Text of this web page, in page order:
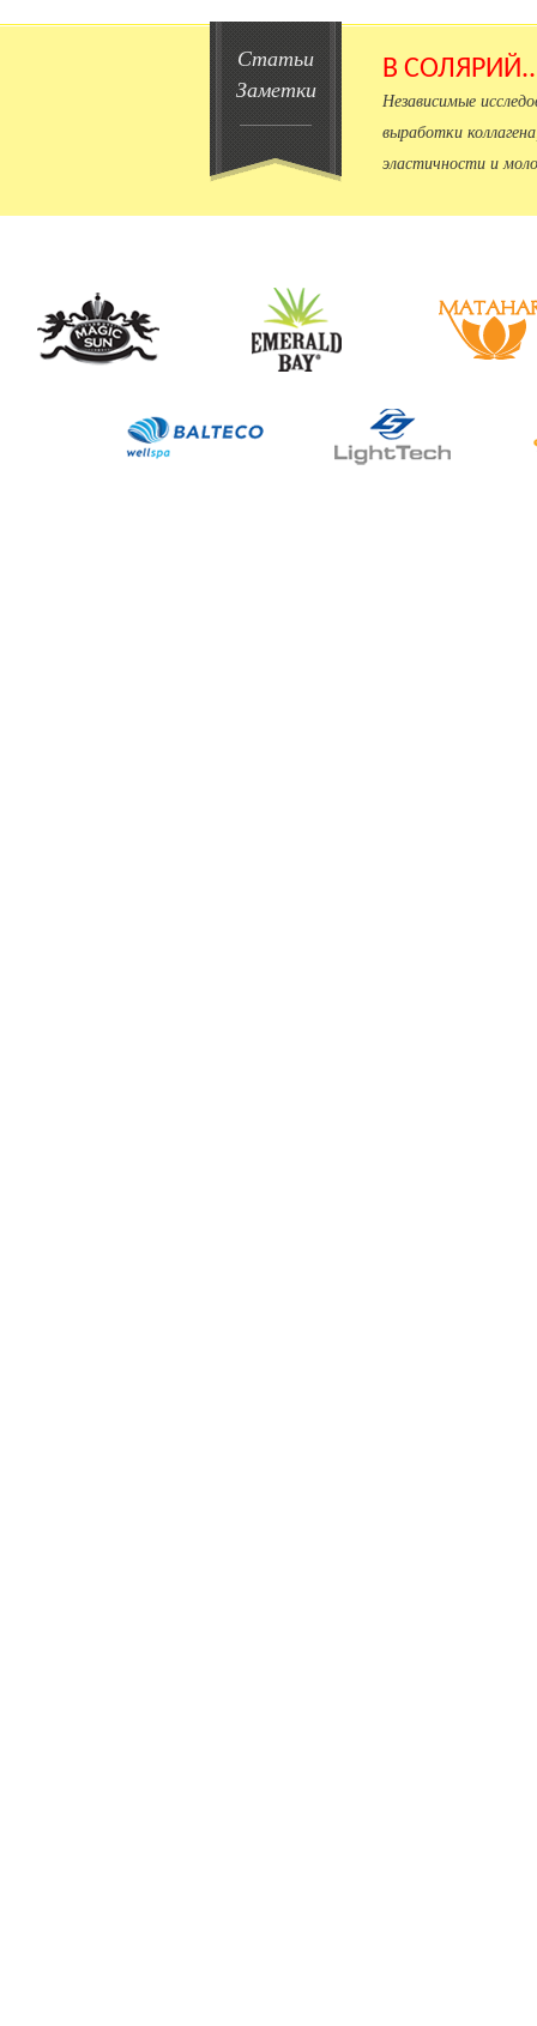
Статьи
Заметки
В
Независимые
выработки
эластичности и